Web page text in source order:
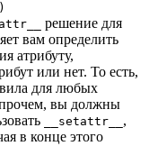
решение для
вам определить
атрибуту,
или нет. То есть,
для любых
вы должны
__setattr__ ,
в конце этого